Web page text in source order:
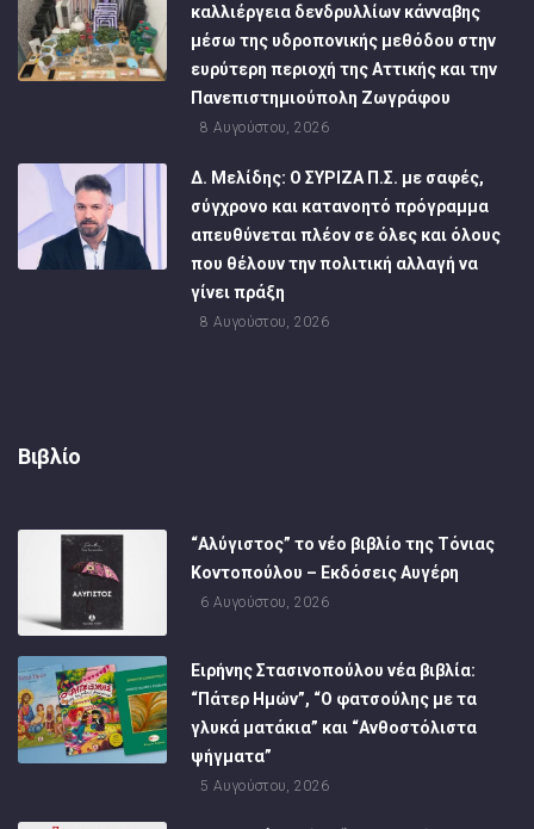
καλλιέργεια δενδρυλλίων κάνναβης
μέσω της υδροπονικής μεθόδου στην
ευρύτερη περιοχή της Αττικής και την
Πανεπιστημιούπολη Ζωγράφου
8 Αυγούστου, 2026
Δ. Μελίδης: Ο ΣΥΡΙΖΑ Π.Σ. με σαφές,
σύγχρονο και κατανοητό πρόγραμμα
απευθύνεται πλέον σε όλες και όλους
που θέλουν την πολιτική αλλαγή να
γίνει πράξη
8 Αυγούστου, 2026
Βιβλίο
“Αλύγιστος” το νέο βιβλίο της Τόνιας
Κοντοπούλου – Εκδόσεις Αυγέρη
6 Αυγούστου, 2026
Ειρήνης Στασινοπούλου νέα βιβλία:
“Πάτερ Ημών”, “Ο φατσούλης με τα
γλυκά ματάκια” και “Ανθοστόλιστα
ψήγματα”
5 Αυγούστου, 2026